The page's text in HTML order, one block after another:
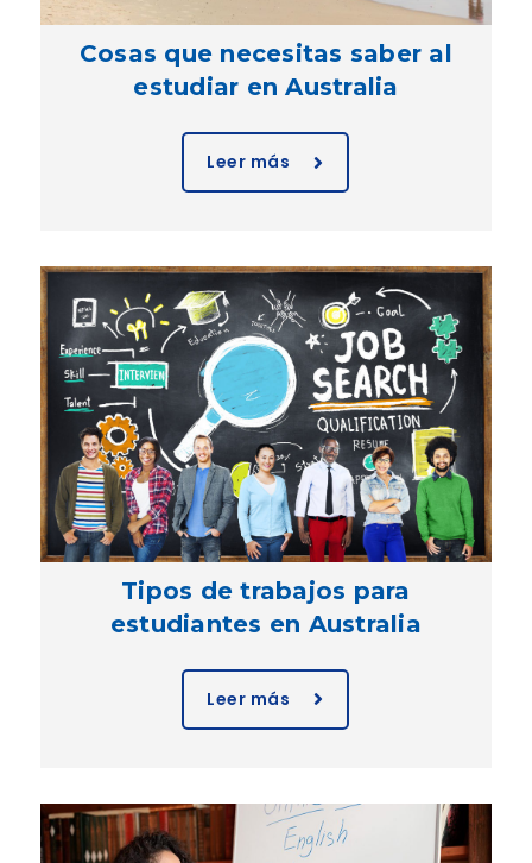
Cosas que necesitas saber al
estudiar en Australia
Leer más
Tipos de trabajos para
estudiantes en Australia
Leer más